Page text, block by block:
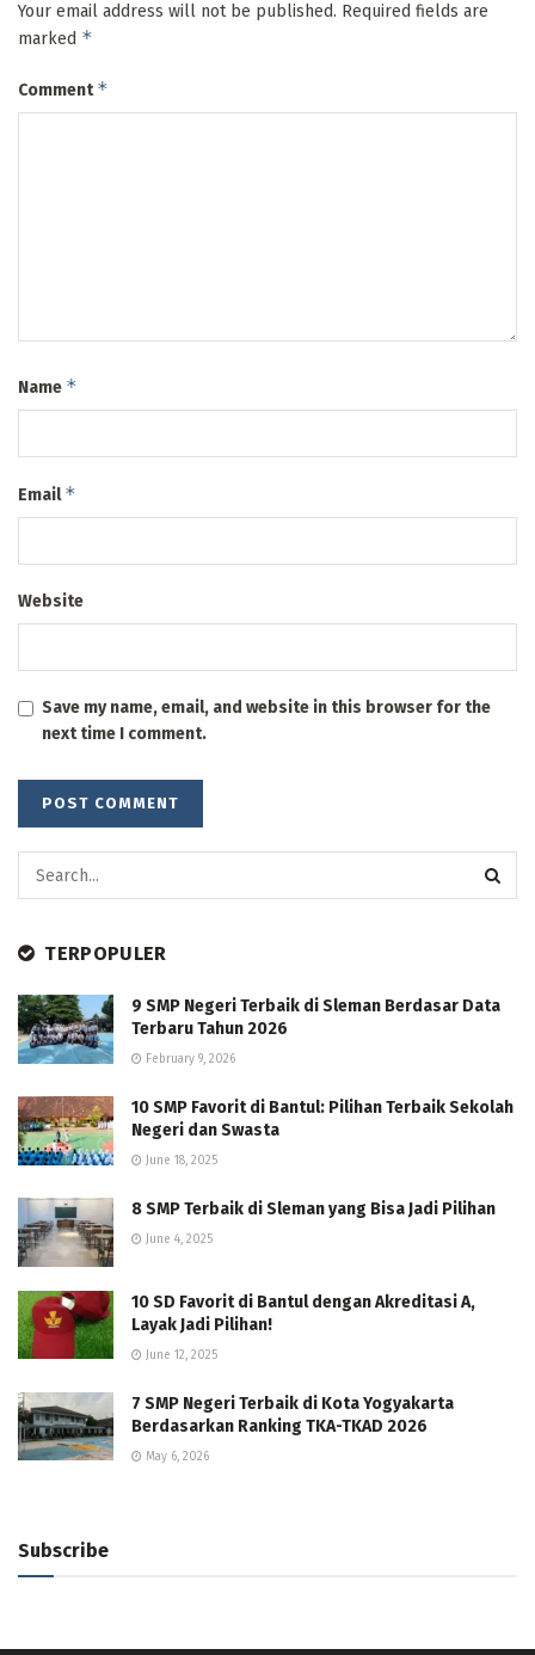
Your email address will not be published. Required fields are
marked *
Comment*
Name *
Email*
Website
Save my name, email, and website in this browser for the
next time I comment.
TERPOPULER
9 SMP Negeri Terbaik di Sleman Berdasar Data
Terbaru Tahun 2026
February 9, 2026
10 SMP Favorit di Bantul: Pilihan Terbaik Sekolah
Negeri dan Swasta
June 18, 2025
8 SMP Terbaik di Sleman yang Bisa Jadi Pilihan
June 4, 2025
10 SD Favorit di Bantul dengan Akreditasi A,
Layak Jadi Pilihan!
June 12, 2025
7 SMP Negeri Terbaik di Kota Yogyakarta
Berdasarkan Ranking TKA-TKAD 2026
May 6, 2026
Subscribe